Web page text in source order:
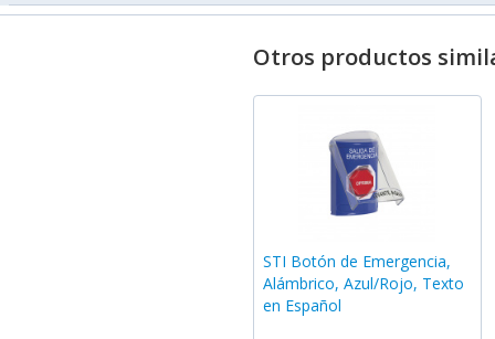
Otros productos
STI Botón de Emergencia,
Alámbrico, Azul/Rojo, Texto
en Español